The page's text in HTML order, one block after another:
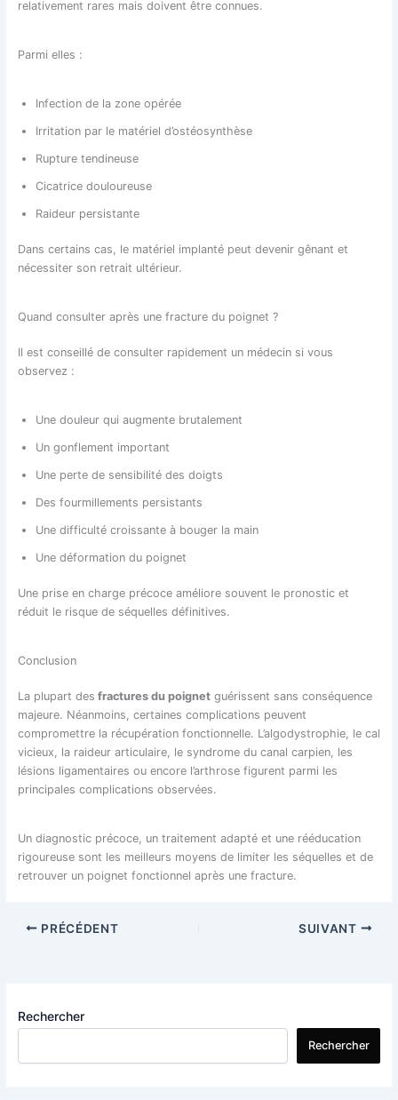
Rechercher
Rechercher
relativement rares mais doivent être connues.
Parmi elles :
Infection de la zone opérée
Irritation par le matériel d’ostéosynthèse
Rupture tendineuse
Cicatrice douloureuse
Raideur persistante
Dans certains cas, le matériel implanté peut devenir gênant et
nécessiter son retrait ultérieur.
Quand consulter après une fracture du poignet ?
Il est conseillé de consulter rapidement un médecin si vous
observez :
Une douleur qui augmente brutalement
Un gonflement important
Une perte de sensibilité des doigts
Des fourmillements persistants
Une difficulté croissante à bouger la main
Une déformation du poignet
Une prise en charge précoce améliore souvent le pronostic et
réduit le risque de séquelles définitives.
Conclusion
La plupart des fractures du poignetguérissent sans conséquence
majeure. Néanmoins, certaines complications peuvent
compromettre la récupération fonctionnelle. L’algodystrophie, le cal
vicieux, la raideur articulaire, le syndrome du canal carpien, les
lésions ligamentaires ou encore l’arthrose figurent parmi les
principales complications observées.
Un diagnostic précoce, un traitement adapté et une rééducation
rigoureuse sont les meilleurs moyens de limiter les séquelles et de
retrouver un poignet fonctionnel après une fracture.
PRÉCÉDENT SUIVANT